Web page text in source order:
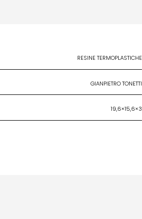
RESINE TERMOPLASTICHE
GIANPIETRO TONETTI
19,6×15,6×3